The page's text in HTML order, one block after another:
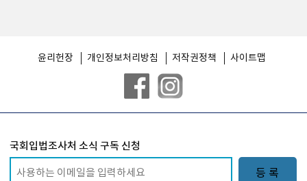
윤리헌장 개인정보처리방침 저작권정책 사이트맵
국회입법조사처 소식 구독 신청
등 록